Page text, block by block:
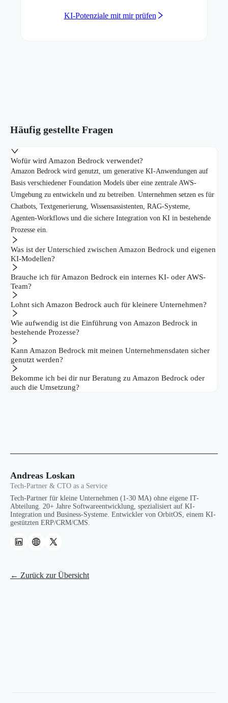
KI-Potenziale mit mir prüfen
Häufig gestellte Fragen
Wofür wird Amazon Bedrock verwendet?
Amazon Bedrock wird genutzt, um generative KI-Anwendungen auf
Basis verschiedener Foundation Models über eine zentrale AWS-
Umgebung zu entwickeln und zu betreiben. Unternehmen setzen es für
Chatbots, Textgenerierung, Wissensassistenten, RAG-Systeme,
Agenten-Workflows und die sichere Integration von KI in bestehende
Prozesse ein.
Was ist der Unterschied zwischen Amazon Bedrock und eigenen
KI-Modellen?
Brauche ich für Amazon Bedrock ein internes KI- oder AWS-
Team?
Lohnt sich Amazon Bedrock auch für kleinere Unternehmen?
Wie aufwendig ist die Einführung von Amazon Bedrock in
bestehende Prozesse?
Kann Amazon Bedrock mit meinen Unternehmensdaten sicher
genutzt werden?
Bekomme ich bei dir nur Beratung zu Amazon Bedrock oder
auch die Umsetzung?
Andreas Loskan
Tech-Partner & CTO as a Service
Tech-Partner für kleine Unternehmen (1-30 MA) ohne eigene IT-
Abteilung. 20+ Jahre Softwareentwicklung, spezialisiert auf KI-
Integration und Business-Systeme. Entwickler von OrbitOS, einem KI-
gestützten ERP/CRM/CMS.
← Zurück zur Übersicht